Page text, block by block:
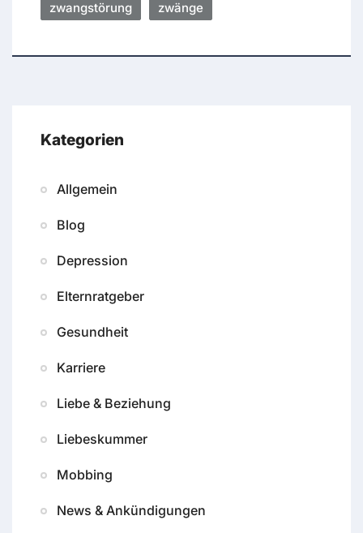
zwangstörung zwänge
Kategorien
Allgemein
Blog
Depression
Elternratgeber
Gesundheit
Karriere
Liebe & Beziehung
Liebeskummer
Mobbing
News & Ankündigungen